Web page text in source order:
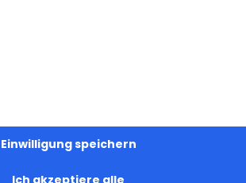
Einwilligung speichern
Ich akzeptiere alle